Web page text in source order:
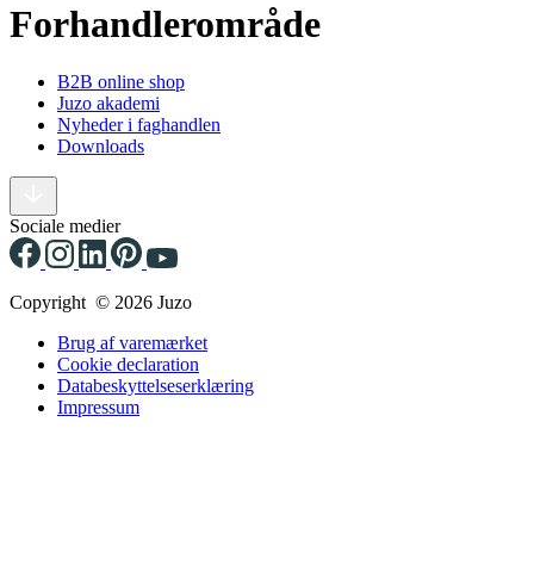
Forhandlerområde
B2B online shop
Juzo akademi
Nyheder i faghandlen
Downloads
Sociale medier
Copyright © 2026 Juzo
Brug af varemærket
Cookie declaration
Databeskyttelseserklæring
Impressum